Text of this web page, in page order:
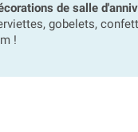
de salle
gobelets,
!